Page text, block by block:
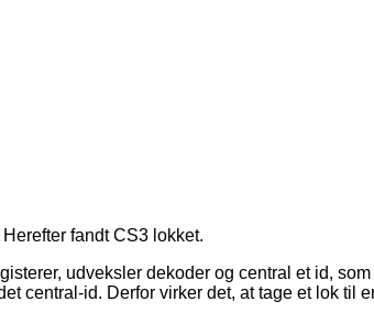
fandt CS3 lokket.
udveksler dekoder og central et id,
central-id. Derfor virker det, at tage et lok